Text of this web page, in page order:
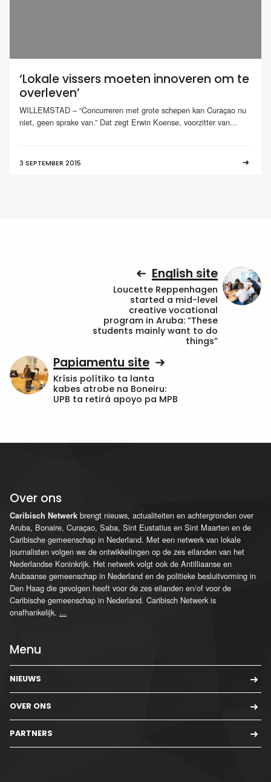
‘Lokale vissers moeten innoveren om te
overleven’
WILLEMSTAD – “Concurreren met grote schepen kan Curaçao nu
niet, geen sprake van.” Dat zegt Erwin Koense, voorzitter van...
3 SEPTEMBER 2015
English site
Loucette Reppenhagen
started a mid-level
creative vocational
program in Aruba: “These
students mainly want to do
things”
Papiamentu site
Krísis polítiko ta lanta
kabes atrobe na Boneiru:
UPB ta retirá apoyo pa MPB
Over ons
Caribisch Netwerk brengt nieuws, actualiteiten en achtergronden over
Aruba, Bonaire, Curaçao, Saba, Sint Eustatius en Sint Maarten en de
Caribische gemeenschap in Nederland. Met een netwerk van lokale
journalisten volgen we de ontwikkelingen op de zes eilanden van het
Nederlandse Koninkrijk. Het netwerk volgt ook de Antilliaanse en
Arubaanse gemeenschap in Nederland en de politieke besluitvorming in
Den Haag die gevolgen heeft voor de zes eilanden en/of voor de
Caribische gemeenschap in Nederland. Caribisch Netwerk is
onafhankelijk. ...
Menu
NIEUWS
OVER ONS
PARTNERS